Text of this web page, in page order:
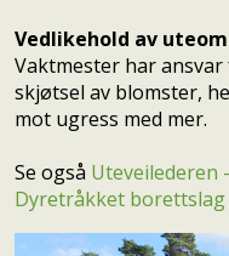
Vedlikehold av
Vaktmester har
skjøtsel av blomster,
mot ugress med mer.
Se også Uteveilederen
Dyretråkket borettslag